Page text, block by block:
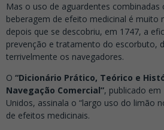
Mas o uso de aguardentes
beberagem de efeito medicinal é muito
depois que se descobriu, em 1747, a
prevenção e tratamento do escorbuto,
terrivelmente os navegadores.
O “Dicionário Prático, Teórico e
Navegação Comercial”, publicado em
Unidos, assinala o “largo uso do limão
de efeitos medicinais.